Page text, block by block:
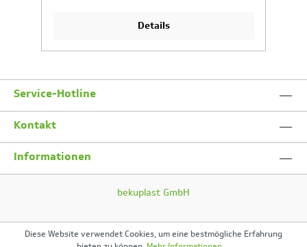
Details
Service-Hotline
Kontakt
Informationen
bekuplast GmbH
Diese Website verwendet Cookies, um eine bestmögliche Erfahrung